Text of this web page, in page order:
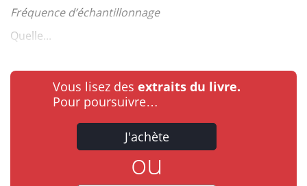
Fréquence d’échantillonnage
Quelle...
Vous lisez des extraits du livre.
Pour poursuivre…
J'achète
ou